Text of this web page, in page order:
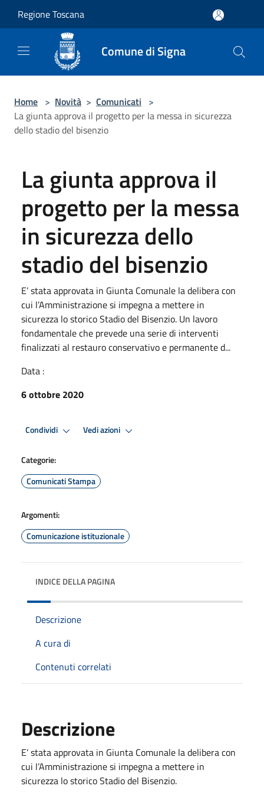
Regione Toscana
Comune di Signa
Home > Novità > Comunicati >
La giunta approva il progetto per la messa in sicurezza
dello stadio del bisenzio
La giunta approva il
progetto per la messa
in sicurezza dello
stadio del bisenzio
E’ stata approvata in Giunta Comunale la delibera con
cui l’Amministrazione si impegna a mettere in
sicurezza lo storico Stadio del Bisenzio. Un lavoro
fondamentale che prevede una serie di interventi
finalizzati al restauro conservativo e permanente d...
Data :
6 ottobre 2020
Condividi Vedi azioni
Categorie:
Comunicati Stampa
Argomenti:
Comunicazione istituzionale
INDICE DELLA PAGINA
Descrizione
A cura di
Contenuti correlati
Descrizione
E’ stata approvata in Giunta Comunale la delibera con
cui l’Amministrazione si impegna a mettere in
sicurezza lo storico Stadio del Bisenzio.